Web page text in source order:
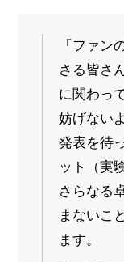
「ファン
さる皆さ
に関わっ
妨げない
発表を待
ット（実
さらなる
まないこ
ます。